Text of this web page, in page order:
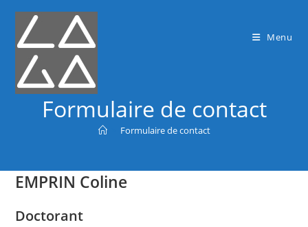
Menu
Formulaire de contact
Formulaire de contact
EMPRIN Coline
Doctorant